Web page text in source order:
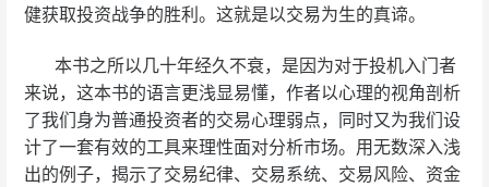
健获取投资战争的胜利。这就是以交易为生的真谛。
本书之所以几十年经久不衰，是因为对于投机入门者
来说，这本书的语言更浅显易懂，作者以心理的视角剖析
了我们身为普通投资者的交易心理弱点，同时又为我们设
计了一套有效的工具来理性面对分析市场。用无数深入浅
出的例子，揭示了交易纪律、交易系统、交易风险、资金